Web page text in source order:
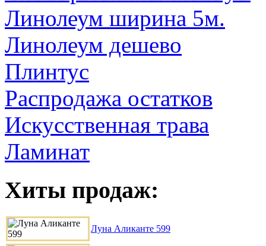
Линолеум ширина 5м.
Линолеум дешево
Плинтус
Распродажа остатков
Искусственная трава
Ламинат
Хиты продаж:
Луна Аликанте 599